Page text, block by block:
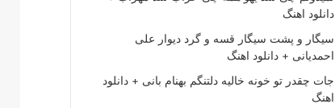
دانلود اهنگ
سیگار و پشت سیگار قسه و گرد دیوار علی
احمدیانی + دانلود اهنگ
جات چقدر تو خونه خالیه دلتنگم بهنام بانی + دانلود
اهنگ